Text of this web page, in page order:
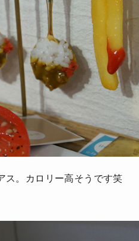
ス。カロリー高そうです笑